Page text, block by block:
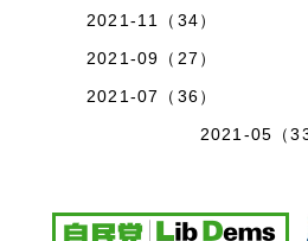
2021-11（34）
2021-09（27）
2021-07（36）
2021-05（33